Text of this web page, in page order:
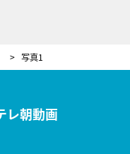
写真1
レ朝動画